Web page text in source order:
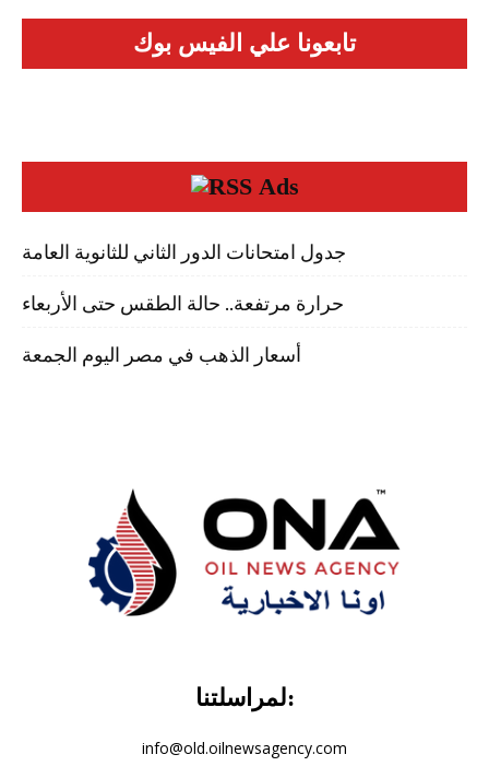
تابعونا علي الفيس بوك
Ads
جدول امتحانات الدور الثاني للثانوية العامة
حرارة مرتفعة.. حالة الطقس حتى الأربعاء
أسعار الذهب في مصر اليوم الجمعة
لمراسلتنا:
info@old.oilnewsagency.com